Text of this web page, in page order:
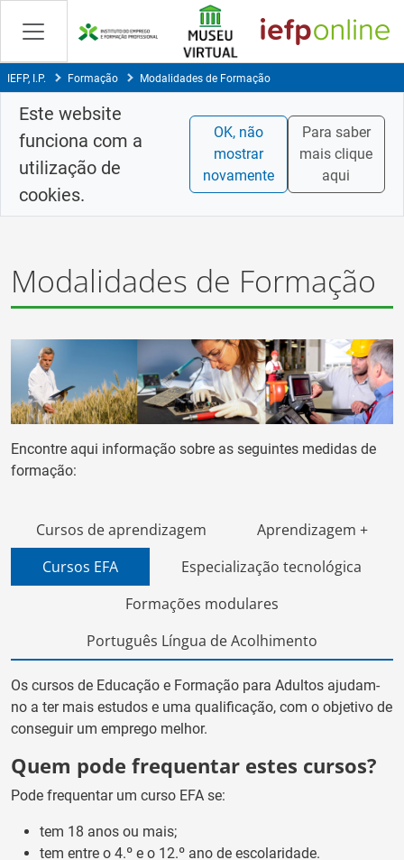
Saltar
para
conteúdo
principal
IEFP, I.P. Formação Modalidades de Formação
Este website
funciona com a
utilização de
cookies.
OK, não
mostrar
novamente
Para saber
mais clique
aqui
Modalidades de Formação
Encontre aqui informação sobre as seguintes medidas de
formação:
Cursos de aprendizagem
Aprendizagem +
Cursos EFA
Especialização tecnológica
Formações modulares
Português Língua de Acolhimento
Os cursos de Educação e Formação para Adultos ajudam-
no a ter mais estudos e uma qualificação, com o objetivo de
conseguir um emprego melhor.
Quem pode frequentar estes cursos?
Pode frequentar um curso EFA se:
tem 18 anos ou mais;
tem entre o 4.º e o 12.º ano de escolaridade.